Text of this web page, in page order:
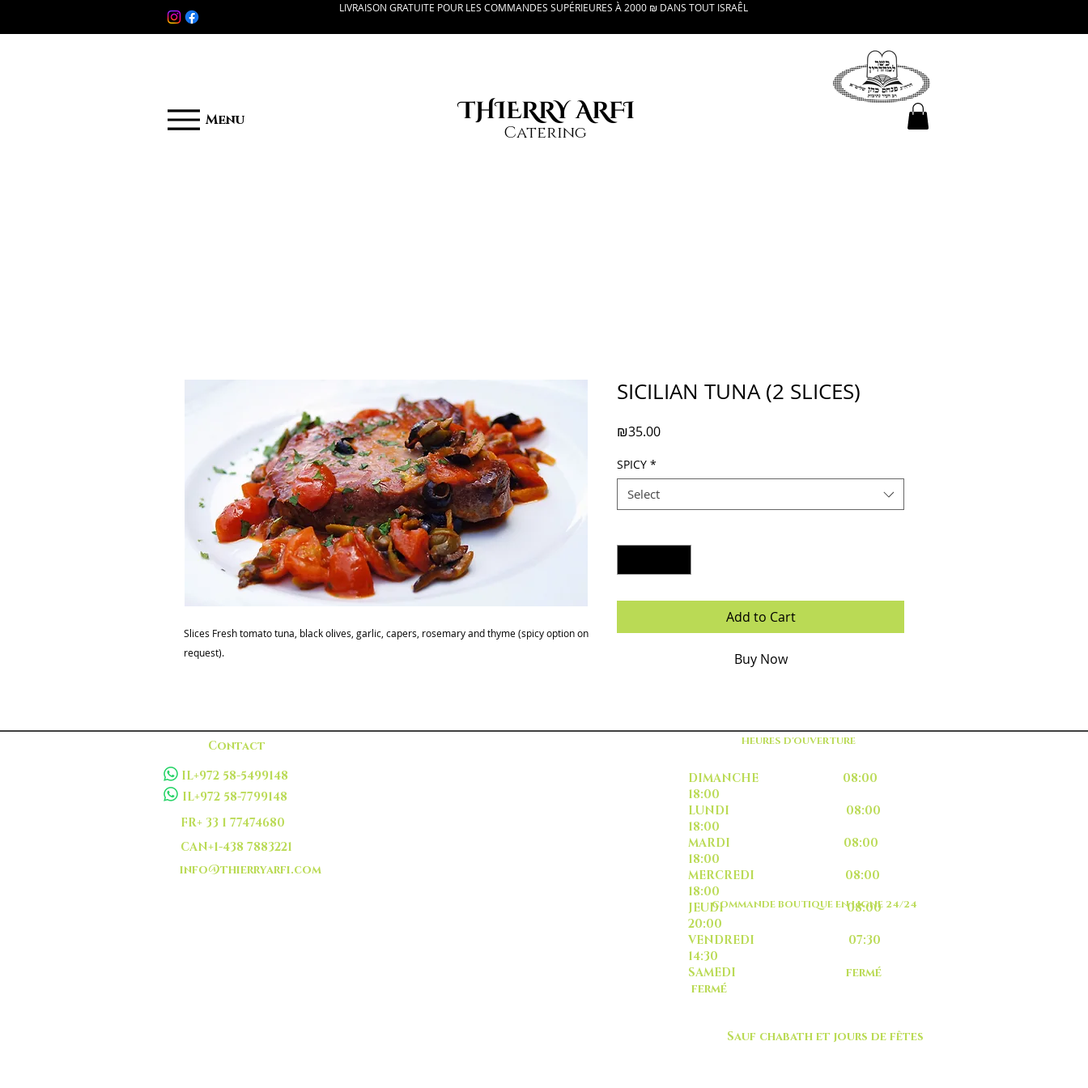
LIVRAISON GRATUITE POUR LES COMMANDES SUPÉRIEURES À 2000 ₪ DANS TOUT ISRAÊL
Menu THIERRY ARFI
Catering
Slices Fresh tomato tuna, black olives, garlic, capers, rosemary and thyme (spicy option on
request).
SICILIAN TUNA (2 SLICES)
₪35.00Price
SPICY *
Select
Add to Cart
Buy Now
Contact
IL+972 58-5499148
IL+972 58-7799148
FR+ 33 1 77474680
CAN+1-438 7883221
info@thierryarfi.com
HEURES D'OUVERTURE
COMMANDE BOUTIQUE EN LIGNE 24/24
DIMANCHE 08:00
18:00
LUNDI 08:00
18:00
MARDI 08:00
18:00
MERCREDI 08:00
18:00
JEUDI 08:00
20:00
VENDREDI 07:30
14:30
SAMEDI fermé
fermé
Sauf chabath et jours de fêtes